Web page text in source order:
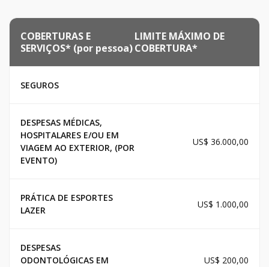
COBERTURAS E
SERVIÇOS* (por pessoa)
LIMITE MÁXIMO DE
COBERTURA*
SEGUROS
DESPESAS MÉDICAS,
HOSPITALARES E/OU EM
VIAGEM AO EXTERIOR, (POR
EVENTO)
US$ 36.000,00
PRÁTICA DE ESPORTES
LAZER
US$ 1.000,00
DESPESAS
ODONTOLÓGICAS EM
US$ 200,00